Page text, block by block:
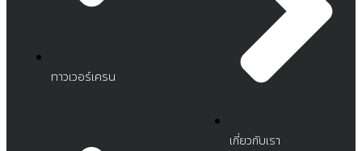
ทาวเวอร์เครน
เกี่ยวกับเรา